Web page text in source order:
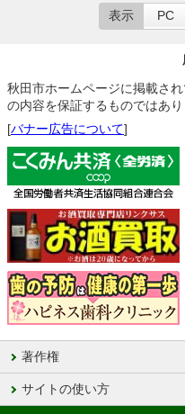
表示 PC
秋田市ホームページに掲載さ
の内容を保証するものではあり
[バナー広告について]
著作権
サイトの使い方